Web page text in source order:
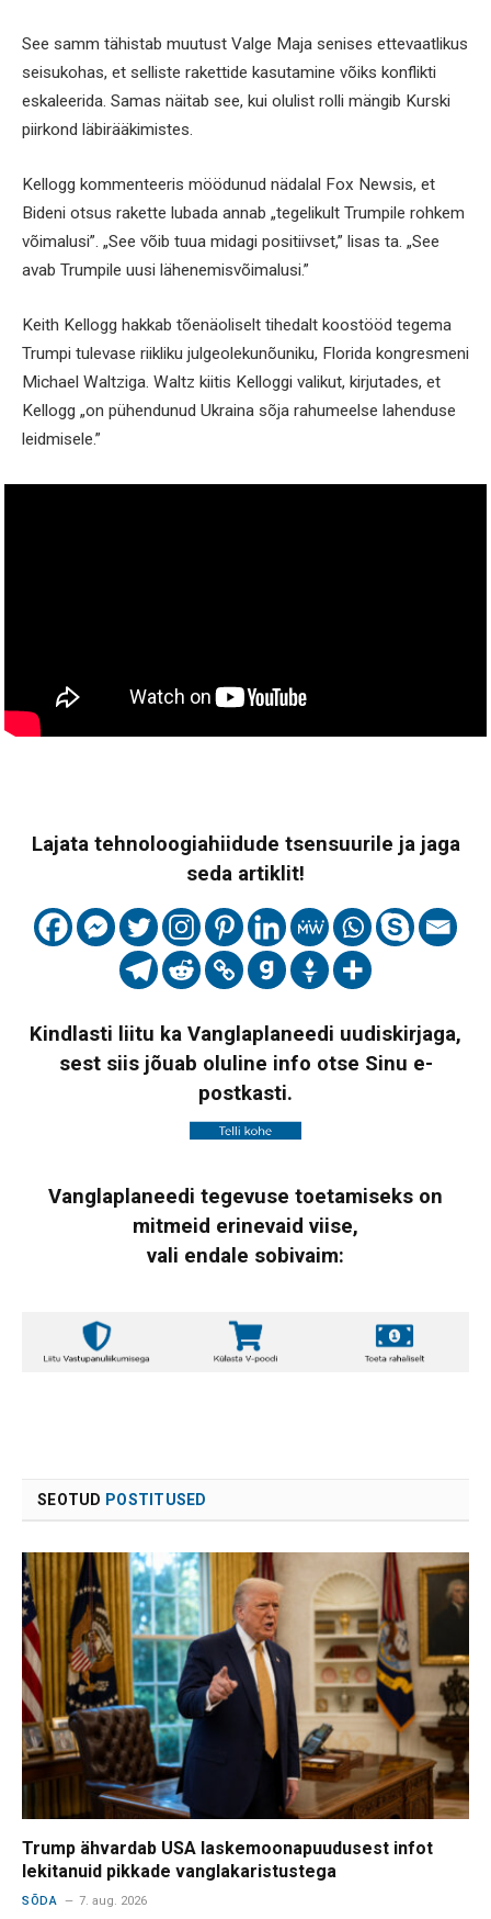
See samm tähistab muutust Valge Maja senises ettevaatlikus
seisukohas, et selliste rakettide kasutamine võiks konflikti
eskaleerida. Samas näitab see, kui olulist rolli mängib Kurski
piirkond läbirääkimistes.
Kellogg kommenteeris möödunud nädalal Fox Newsis, et
Bideni otsus rakette lubada annab „tegelikult Trumpile rohkem
võimalusi”. „See võib tuua midagi positiivset,” lisas ta. „See
avab Trumpile uusi lähenemisvõimalusi.”
Keith Kellogg hakkab tõenäoliselt tihedalt koostööd tegema
Trumpi tulevase riikliku julgeolekunõuniku, Florida kongresmeni
Michael Waltziga. Waltz kiitis Kelloggi valikut, kirjutades, et
Kellogg „on pühendunud Ukraina sõja rahumeelse lahenduse
leidmisele.”
Lajata tehnoloogiahiidude tsensuurile ja jaga
seda artiklit!
Kindlasti liitu ka Vanglaplaneedi uudiskirjaga,
sest siis jõuab oluline info otse Sinu e-
postkasti.
Vanglaplaneedi tegevuse toetamiseks on
mitmeid erinevaid viise,
vali endale sobivaim:
SEOTUD POSTITUSED
Trump ähvardab USA laskemoonapuudusest infot
lekitanuid pikkade vanglakaristustega
SÕDA 7. aug. 2026